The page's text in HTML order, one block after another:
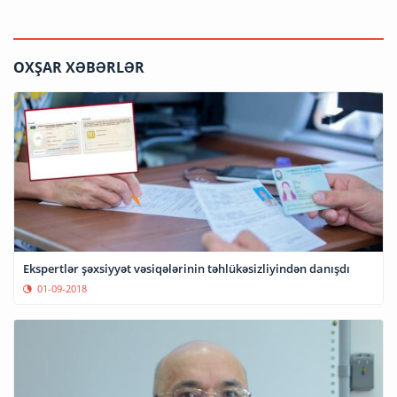
OXŞAR XƏBƏRLƏR
Ekspertlər şəxsiyyət vəsiqələrinin təhlükəsizliyindən danışdı
01-09-2018